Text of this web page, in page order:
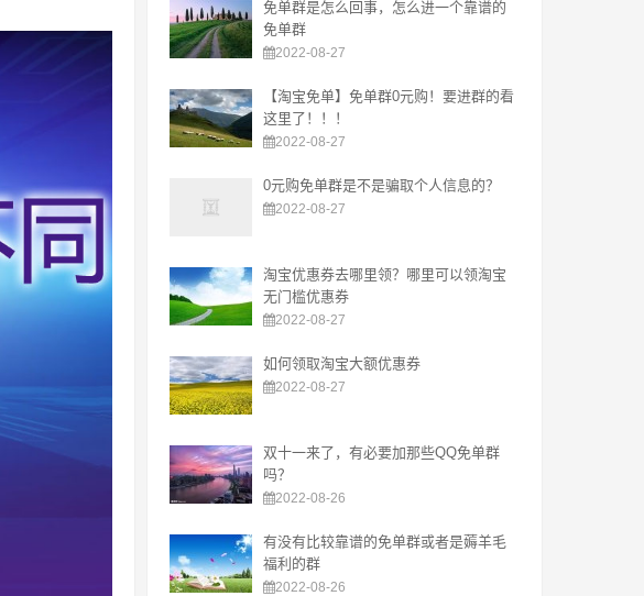
免单群是怎么回事，怎么进一个靠谱的
免单群
2022-08-27
【淘宝免单】免单群0元购！要进群的看
这里了！！！
2022-08-27
0元购免单群是不是骗取个人信息的？
2022-08-27
淘宝优惠券去哪里领？哪里可以领淘宝
无门槛优惠券
2022-08-27
如何领取淘宝大额优惠券
2022-08-27
双十一来了，有必要加那些QQ免单群
吗？
2022-08-26
有没有比较靠谱的免单群或者是薅羊毛
福利的群
2022-08-26